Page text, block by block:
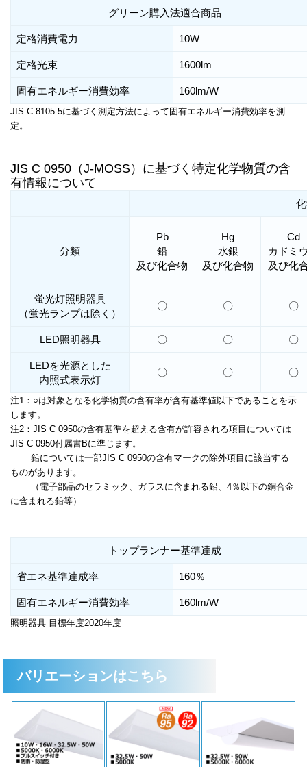
グリーン購入法適合商品
定格消費電力 10W
定格光束 1600lm
固有エネルギー消費効率 160lm/W
JIS C 8105-5に基づく測定方法によって固有エネルギー消費効率を測
定。
JIS C 0950（J-MOSS）に基づく特定化学物質の含
有情報について
分類
Pb
鉛
及び化合物
Hg
水銀
及び化合物
Cd
カドミ
及び化
蛍光灯照明器具
（蛍光ランプは除く）
〇 〇 〇
LED照明器具 〇 〇 〇
LEDを光源とした
内照式表示灯
〇 〇 〇
注1：○は対象となる化学物質の含有率が含有基準値以下であることを示
します。
注2：JIS C 0950の含有基準を超える含有が許容される項目については
JIS C 0950付属書Bに準じます。
鉛については一部JIS C 0950の含有マークの除外項目に該当する
ものがあります。
（電子部品のセラミック、ガラスに含まれる鉛、4％以下の銅合金
に含まれる鉛等）
トップランナー基準達成
省エネ基準達成率 160％
固有エネルギー消費効率 160lm/W
照明器具 目標年度2020年度
バリエーションはこちら